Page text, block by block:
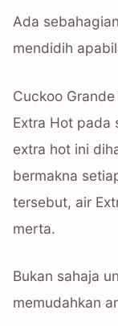
Ada
mendidih
Cuckoo
Extra Hot pada
extra hot ini
bermakna
tersebut, air
merta.
Bukan sahaja
memudahkan